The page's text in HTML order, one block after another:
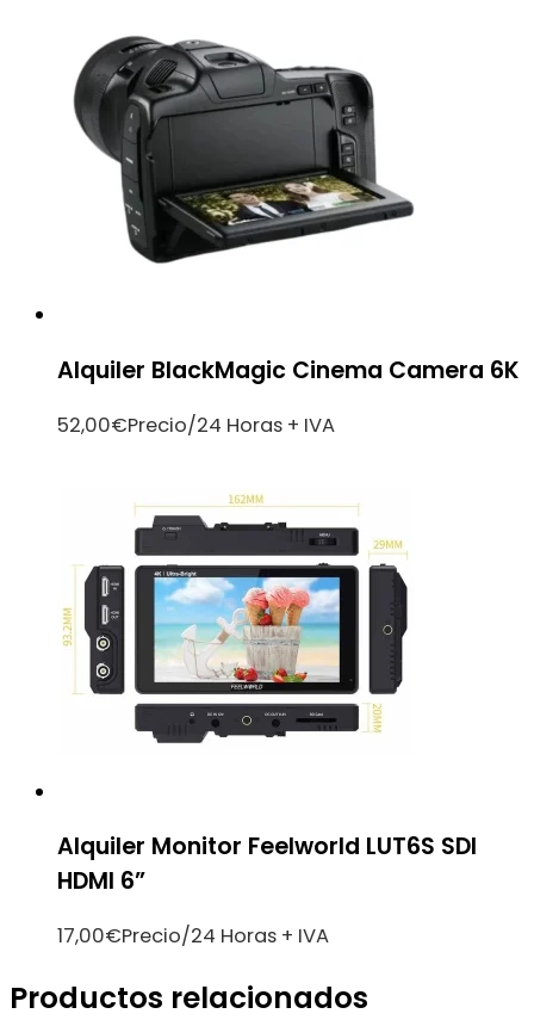
Alquiler BlackMagic Cinema Camera 6K
52,00€Precio/24 Horas + IVA
Alquiler Monitor Feelworld LUT6S SDI
HDMI 6”
17,00€Precio/24 Horas + IVA
Productos relacionados